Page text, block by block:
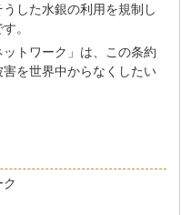
した水銀の利用を規制し
。
トワーク」は、この条約
を世界中からなくしたい